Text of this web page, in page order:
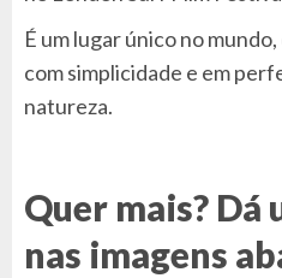
É um lugar único no
com simplicidade e em
natureza.
Quer mais? Dá
nas imagens